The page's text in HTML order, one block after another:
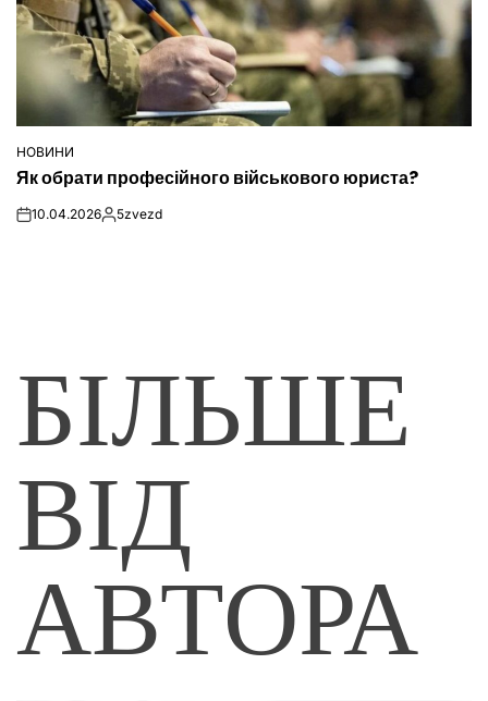
ОПУБЛІКУВАТИ
У
НОВИНИ
Як обрати професійного військового юриста?
on10.04.2026Опубліковано
5zvezd
БІЛЬШЕ
ВІД
АВТОРА